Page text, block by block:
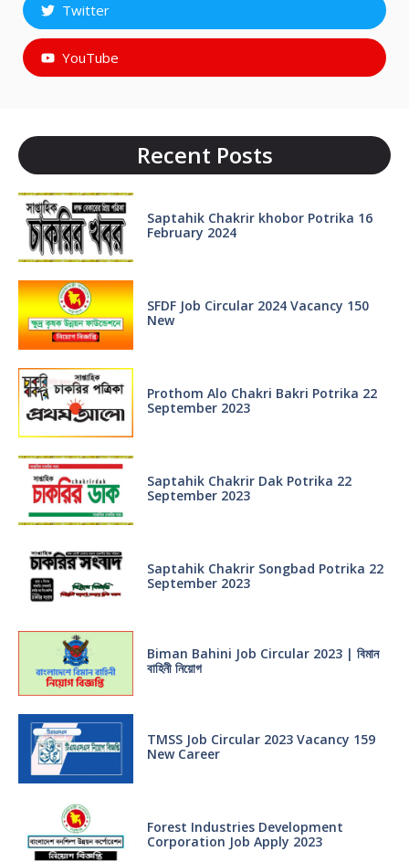
Twitter
YouTube
Recent Posts
Saptahik Chakrir khobor Potrika 16
February 2024
SFDF Job Circular 2024 Vacancy 150
New
Prothom Alo Chakri Bakri Potrika 22
September 2023
Saptahik Chakrir Dak Potrika 22
‍September 2023
Saptahik Chakrir Songbad Potrika 22
September 2023
Biman Bahini Job Circular 2023 | বিমান
বাহিনী নিয়োগ
TMSS Job Circular 2023 Vacancy 159
New Career
Forest Industries Development
Corporation Job Apply 2023